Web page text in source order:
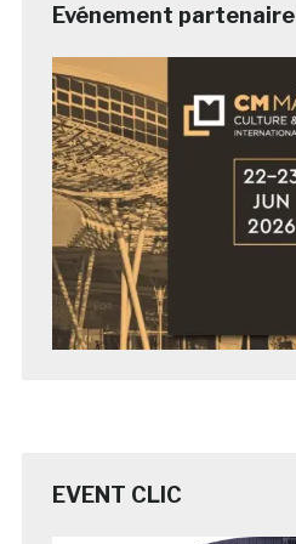
Evénement partenaire
EVENT CLIC